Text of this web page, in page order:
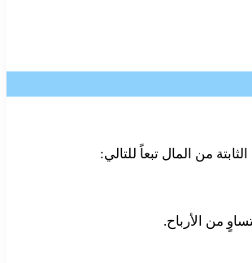
من المال تبعاً للتالي:
من الأرباح.